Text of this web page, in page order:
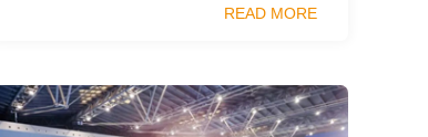
国科学院、中国工程院、中国科协和北京市
READ MORE